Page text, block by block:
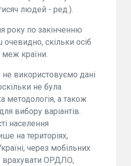
людей - ред.).
року по закінченню
очевидно, скільки осіб
меж країни.
не використовуємо дані
не була
методологія, а також
вибору варіантів.
населення
на територіях,
через мобільних
врахувати ОРДЛО,